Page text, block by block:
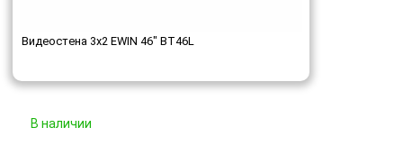
Видеостена 3x2 EWIN 46" BT46L
В наличии